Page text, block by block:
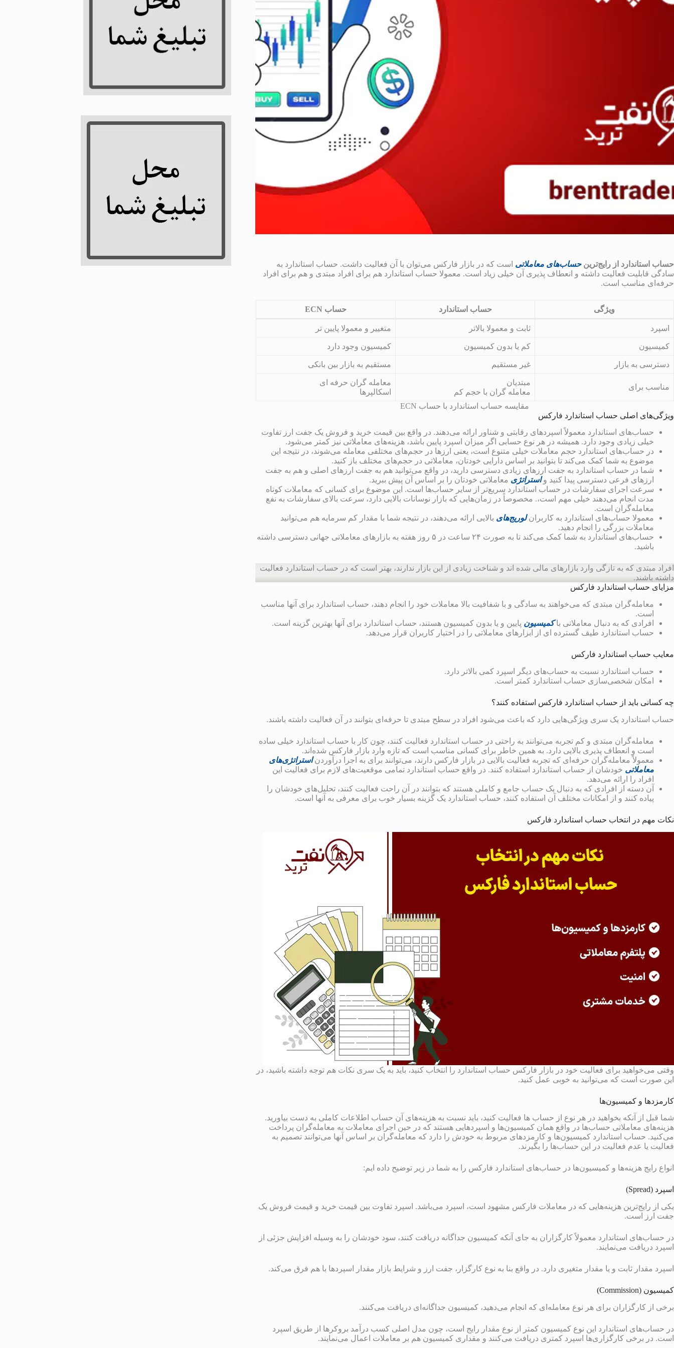
حساب استاندارد از رایج‌ترینحساب‌های معاملاتی است که در بازار فارکس می‌توان با آن فعالیت داشت. حساب استاندارد به
سادگی قابلیت فعالیت داشته و انعطاف پذیری آن خیلی زیاد است. معمولا حساب استاندارد هم برای افراد مبتدی و هم برای افراد
حرفه‌ای مناسب است.
ویژگی حساب استاندارد حساب ECN
اسپرد ثابت و معمولا بالاتر متغییر و معمولا پایین تر
کمیسیون کم یا بدون کمیسیون کمیسیون وجود دارد
دسترسی به بازار غیر مستقیم مستقیم به بازار بین بانکی
مناسب برای
مبتدیان
معامله گران با حجم کم
معامله گران حرفه ای
اسکالپرها
مقایسه حساب استاندارد با حساب ECN
ویژگی‌های اصلی حساب استاندارد فارکس
حساب‌های استاندارد معمولاً اسپردهای رقابتی و شناور ارائه می‌دهند. در واقع بین قیمت خرید و فروش یک جفت ارز تفاوت
خیلی زیادی وجود دارد. همیشه در هر نوع حسابی اگر میزان اسپرد پایین باشد، هزینه‌های معاملاتی نیز کمتر می‌شود.
در حساب‌های استاندارد حجم معاملات خیلی متنوع است، یعنی ارزها در حجم‌های مختلفی معامله می‌شوند، در نتیجه این
موضوع به شما کمک می‌کند تا بتوانید بر اساس دارایی خودتان، معاملاتی در حجم‌های مختلف باز کنید.
شما در حساب استاندارد به جفت ارزهای زیادی دسترسی دارید، در واقع می‌توانید هم به جفت ارزهای اصلی و هم به جفت
ارزهای فرعی دسترسی پیدا کنید واستراتژی معاملاتی خودتان را بر اساس آن پیش ببرید.
سرعت اجرای سفارشات در حساب استاندارد سریع‌تر از سایر حساب‌ها است. این موضوع برای کسانی که معاملات کوتاه
مدت انجام می‌دهند خیلی مهم است،. مخصوصاً در زمان‌هایی که بازار نوسانات بالایی دارد، سرعت بالای سفارشات به نفع
معامله‌گران است.
معمولا حساب‌های استاندارد به کاربرانلوریج‌های بالایی ارائه می‌دهند، در نتیجه شما با مقدار کم سرمایه هم می‌توانید
معاملات بزرگی را انجام دهید.
حساب‌های استاندارد به شما کمک می‌کند تا به صورت ۲۴ ساعت در ۵ روز هفته به بازارهای معاملاتی جهانی دسترسی داشته
باشید.
افراد مبتدی که به تازگی وارد بازارهای مالی شده اند و شناخت زیادی از این بازار ندارند، بهتر است که در حساب استاندارد فعالیت
داشته باشند.
مزایای حساب استاندارد فارکس
معامله‌گران مبتدی که می‌خواهند به سادگی و با شفافیت بالا معاملات خود را انجام دهند، حساب استاندارد برای آنها مناسب
است.
افرادی که به دنبال معاملاتی باکمیسیون پایین و یا بدون کمیسیون هستند، حساب استاندارد برای آنها بهترین گزینه است.
حساب استاندارد طیف گسترده ای از ابزارهای معاملاتی را در اختیار کاربران قرار می‌دهد.
معایب حساب استاندارد فارکس
حساب استاندارد نسبت به حساب‌های دیگر اسپرد کمی بالاتر دارد.
امکان شخصی‌سازی حساب استاندارد کمتر است.
چه کسانی باید از حساب استاندارد فارکس استفاده کنند؟
حساب استاندارد یک سری ویژگی‌هایی دارد که باعث می‌شود افراد در سطح مبتدی تا حرفه‌ای بتوانند در آن فعالیت داشته باشند.
معامله‌گران مبتدی و کم تجربه می‌توانند به راحتی در حساب استاندارد فعالیت کنند، چون کار با حساب استاندارد خیلی ساده
است و انعطاف پذیری بالایی دارد. به همین خاطر برای کسانی مناسب است که تازه وارد بازار فارکس شده‌اند.
معمولاً معامله‌گران حرفه‌ای که تجربه فعالیت بالایی در بازار فارکس دارند، می‌توانند برای به اجرا درآوردناستراتژی‌های
معاملاتی خودشان از حساب استاندارد استفاده کنند. در واقع حساب استاندارد تمامی موقعیت‌های لازم برای فعالیت این
افراد را ارائه می‌دهد.
آن دسته از افرادی که به دنبال یک حساب جامع و کاملی هستند که بتوانند در آن راحت فعالیت کنند، تحلیل‌های خودشان را
پیاده کنند و از امکانات مختلف آن استفاده کنند، حساب استاندارد یک گزینه بسیار خوب برای معرفی به آنها است.
نکات مهم در انتخاب حساب استاندارد فارکس
وقتی می‌خواهید برای فعالیت خود در بازار فارکس حساب استاندارد را انتخاب کنید، باید به یک سری نکات هم توجه داشته باشید، در
این صورت است که می‌توانید به خوبی عمل کنید.
کارمزدها و کمیسیون‌ها
شما قبل از آنکه بخواهید در هر نوع از حساب ها فعالیت کنید، باید نسبت به هزینه‌های آن حساب اطلاعات کاملی به دست بیاورید.
هزینه‌های معاملاتی حساب‌ها در واقع همان کمیسیون‌ها و اسپردهایی هستند که در حین اجرای معاملات به معامله‌گران پرداخت
می‌کنید. حساب استاندارد کمیسیون‌ها و کارمزدهای مربوط به خودش را دارد که معامله‌گران بر اساس آنها می‌توانند تصمیم به
فعالیت یا عدم فعالیت در این حساب‌ها را بگیرند.
انواع رایج هزینه‌ها و کمیسیون‌ها در حساب‌های استاندارد فارکس را به شما در زیر توضیح داده ایم:
اسپرد (Spread)
یکی از رایج‌ترین هزینه‌هایی که در معاملات فارکس مشهود است، اسپرد می‌باشد. اسپرد تفاوت بین قیمت خرید و قیمت فروش یک
جفت ارز است.
در حساب‌های استاندارد معمولاً کارگزاران به جای آنکه کمیسیون جداگانه دریافت کنند، سود خودشان را به وسیله افزایش جزئی از
اسپرد دریافت می‌نمایند.
اسپرد مقدار ثابت و یا مقدار متغیری دارد. در واقع بنا به نوع کارگزار، جفت ارز و شرایط بازار مقدار اسپردها با هم فرق می‌کند.
کمیسیون (Commission)
برخی از کارگزاران برای هر نوع معامله‌ای که انجام می‌دهید، کمیسیون جداگانه‌ای دریافت می‌کنند.
در حساب‌های استاندارد این نوع کمیسیون کمتر از نوع مقدار رایج است، چون مدل اصلی کسب درآمد بروکرها از طریق اسپرد
است. در برخی کارگزاری‌ها اسپرد کمتری دریافت می‌کنند و مقداری کمیسیون هم بر معاملات اعمال می‌نمایند.